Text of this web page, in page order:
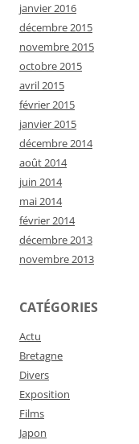
janvier 2016
décembre 2015
novembre 2015
octobre 2015
avril 2015
février 2015
janvier 2015
décembre 2014
août 2014
juin 2014
mai 2014
février 2014
décembre 2013
novembre 2013
CATÉGORIES
Actu
Bretagne
Divers
Exposition
Films
Japon